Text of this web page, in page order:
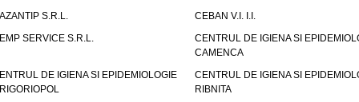
S.R.L.
CEBAN V.I. I.I.
SERVICE S.R.L.
CENTRUL DE IGIENA SI
CAMENCA
DE IGIENA SI EPIDEMIOLOGIE
CENTRUL DE IGIENA SI
RIBNITA